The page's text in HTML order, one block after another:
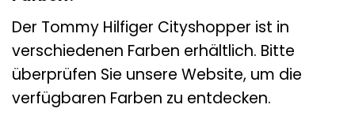
Der Tommy Hilfiger Cityshopper ist in
verschiedenen Farben erhältlich. Bitte
überprüfen Sie unsere Website, um die
verfügbaren Farben zu entdecken.